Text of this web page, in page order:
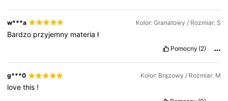
4,84
4,84 2M Obserwujący
w***a Kolor: Granatowy / Rozmiar: S
Bardzo przyjemny materiał
Pomocny (2)
g***0 Kolor: Brązowy / Rozmiar: M
lovethis !